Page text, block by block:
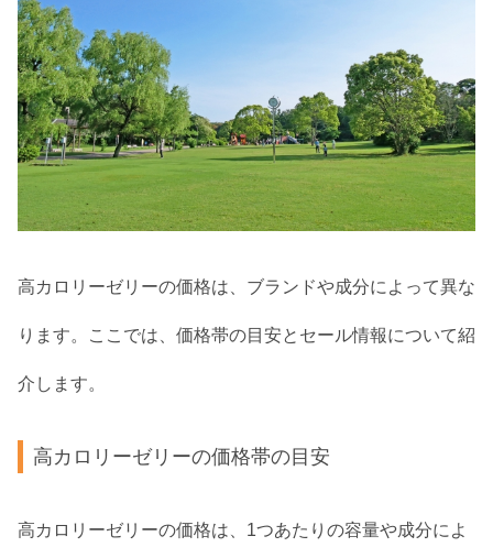
高カロリーゼリーの価格は、ブランドや成分によって異な
ります。ここでは、価格帯の目安とセール情報について紹
介します。
高カロリーゼリーの価格帯の目安
高カロリーゼリーの価格は、1つあたりの容量や成分によ